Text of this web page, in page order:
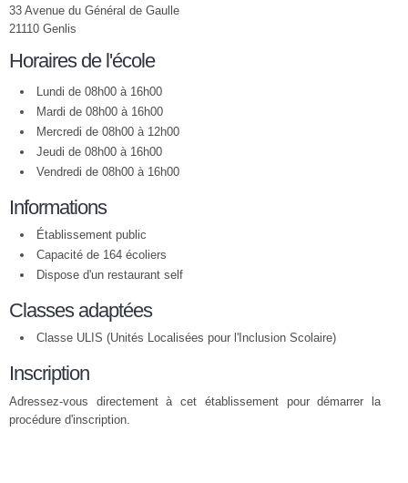
33 Avenue du Général de Gaulle
21110 Genlis
Horaires de l'école
Lundi de 08h00 à 16h00
Mardi de 08h00 à 16h00
Mercredi de 08h00 à 12h00
Jeudi de 08h00 à 16h00
Vendredi de 08h00 à 16h00
Informations
Établissement public
Capacité de 164 écoliers
Dispose d'un restaurant self
Classes adaptées
Classe ULIS (Unités Localisées pour l'Inclusion Scolaire)
Inscription
Adressez-vous directement à cet établissement pour démarrer la
procédure d'inscription.